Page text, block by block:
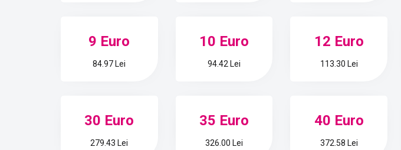
9 Euro
84.97 Lei
10 Euro
94.42 Lei
12 Euro
113.30 Lei
30 Euro
279.43 Lei
35 Euro
326.00 Lei
40 Euro
372.58 Lei